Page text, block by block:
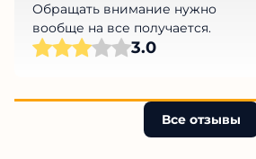
Обращать внимание нужно
вообще на все получается.
3.0
Все отзывы